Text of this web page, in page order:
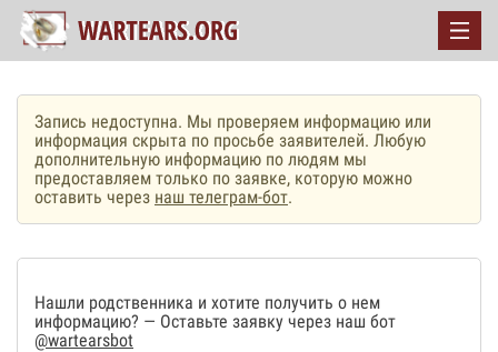
Запись недоступна. Мы проверяем информацию или
информация скрыта по просьбе заявителей. Любую
дополнительную информацию по людям мы
предоставляем только по заявке, которую можно
оставить через наш телеграм-бот.
Нашли родственника и хотите получить о нем
информацию? — Оставьте заявку через наш бот
@wartearsbot